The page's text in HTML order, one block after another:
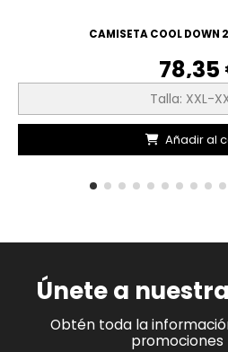
CAMISETA COOL DOWN
78,35
Talla: XXL-
Añadir al
Únete a
Obtén toda la
promociones